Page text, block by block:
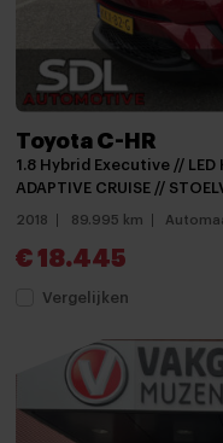
Cruise control
Elektrisch
Elektrische ramen
keyless start
Lederen
Passagiersstoel in
Toyota C-HR
1.8 Hybrid Executive // LED
ADAPTIVE CRUISE //
2018 89.995 km
€ 18.445
Vergelijken